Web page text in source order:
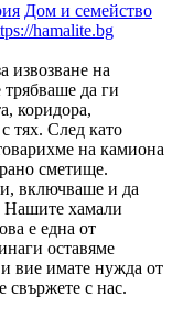
Дом и семейство
hamalite.bg
извозване на
да ги
коридора,
тях. След като
на камиона
сметище.
включваше и да
Нашите хамали
е една от
оставяме
и вие имате нужда от
свържете с нас.